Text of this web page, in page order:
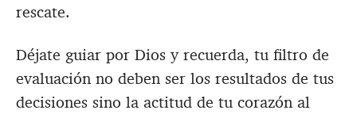
rescate.
Déjate guiar por Dios y recuerda, tu filtro de
evaluación no deben ser los resultados de tus
decisiones sino la actitud de tu corazón al